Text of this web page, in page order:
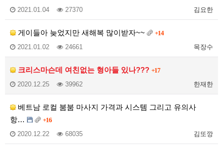
김요한
2021.01.04 27370
게이들아 늦었지만 새해복 많이받자~~ +14
목장수
2021.01.02 24661
크리스마슨데 여친없는 형아들 있나??? +17
한재한
2020.12.25 39962
베트남 로컬 붐붐 마사지 가격과 시스템 그리고 유의사
항…
+16
김또깡
2020.12.22 68035